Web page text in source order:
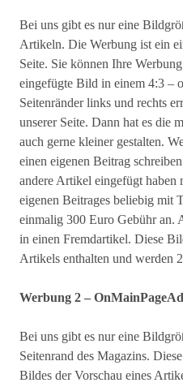
Bei uns gibt es nur eine
Artikeln. Die Werbung ist ein
Seite. Sie können Ihre
eingefügte Bild in einem 4:3 –
Seitenränder links und rechts
unserer Seite. Dann hat es die
auch gerne kleiner gestalten.
einen eigenen Beitrag
andere Artikel eingefügt haben
eigenen Beitrages beliebig mit
einmalig 300 Euro Gebühr an.
in einen Fremdartikel. Diese
Artikels enthalten und werden
Werbung 2 –
Bei uns gibt es nur eine
Seitenrand des Magazins.
Bildes der Vorschau eines